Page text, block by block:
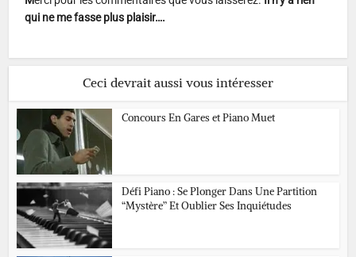
qui ne me fasse plus plaisir….
Ceci devrait aussi vous intéresser
Concours En Gares et Piano Muet
Défi Piano : Se Plonger Dans Une Partition
“Mystère” Et Oublier Ses Inquiétudes